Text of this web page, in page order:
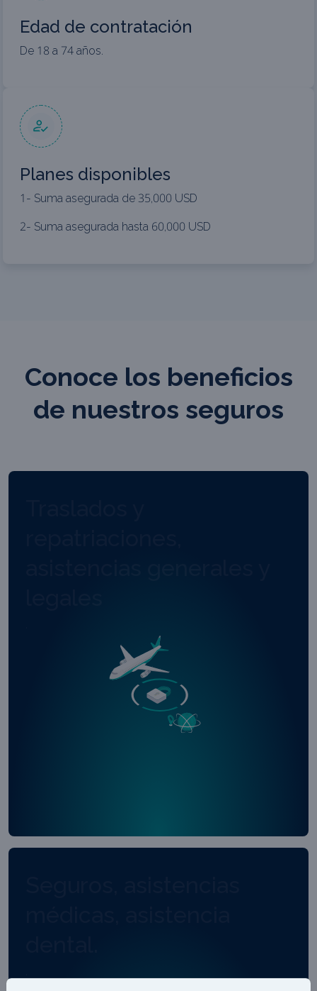
Edad de contratación
De 18 a 74 años.
Planes disponibles
1- Suma asegurada de 35,000 USD
2- Suma asegurada hasta 60,000 USD
Conoce los beneficios
de nuestros seguros